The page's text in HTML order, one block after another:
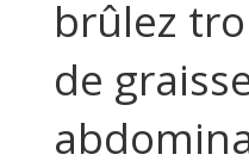
brûlez
de